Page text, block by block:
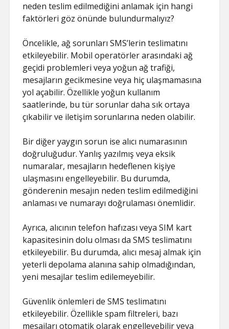
neden teslim edilmediğini anlamak için hangi
faktörleri göz önünde bulundurmalıyız?
Öncelikle, ağ sorunları SMS’lerin teslimatını
etkileyebilir. Mobil operatörler arasındaki ağ
geçidi problemleri veya yoğun ağ trafiği,
mesajların gecikmesine veya hiç ulaşmamasına
yol açabilir. Özellikle yoğun kullanım
saatlerinde, bu tür sorunlar daha sık ortaya
çıkabilir ve iletişim sorunlarına neden olabilir.
Bir diğer yaygın sorun ise alıcı numarasının
doğruluğudur. Yanlış yazılmış veya eksik
numaralar, mesajların hedeflenen kişiye
ulaşmasını engelleyebilir. Bu durumda,
gönderenin mesajın neden teslim edilmediğini
anlaması ve numarayı doğrulaması önemlidir.
Ayrıca, alıcının telefon hafızası veya SIM kart
kapasitesinin dolu olması da SMS teslimatını
etkileyebilir. Bu durumda, alıcı mesaj almak için
yeterli depolama alanına sahip olmadığından,
yeni mesajlar teslim edilemeyebilir.
Güvenlik önlemleri de SMS teslimatını
etkileyebilir. Özellikle spam filtreleri, bazı
mesajları otomatik olarak engelleyebilir veya